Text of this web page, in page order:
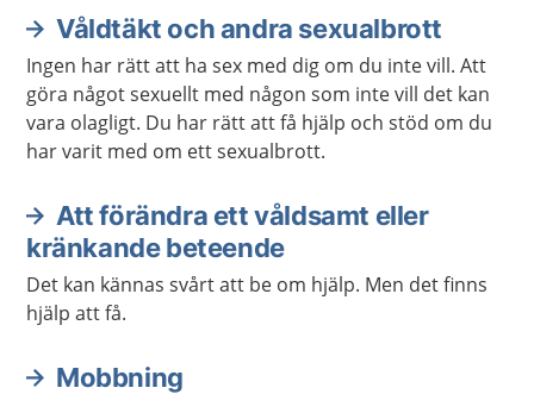
Våldtäkt och andra sexualbrott
Ingen har rätt att ha sex med dig om du inte vill. Att
göra något sexuellt med någon som inte vill det kan
vara olagligt. Du har rätt att få hjälp och stöd om du
har varit med om ett sexualbrott.
Att förändra ett våldsamt eller
kränkande beteende
Det kan kännas svårt att be om hjälp. Men det finns
hjälp att få.
Mobbning